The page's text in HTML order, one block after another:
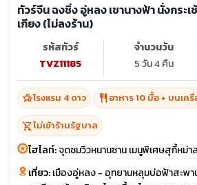
ทัวร์จีน ฉงชิ่ง อู่หลง เขานางฟ้า นั่งกระ
เกียง (ไม่ลงร้าน)
รหัสทัวร์
TVZ11185
จำนวนวัน
5 วัน 4 คืน
hotel_classโรงแรม 4 ดาว restaurant อาหาร 10 มื้อ + บนเครื่
shopping_cart_offไม่เข้าร้านรัฐบาล
ไฮไลท์:จุดชมวิวหนานซาน เมนูพิเศษสุกี้หม่
เที่ยว:เมืองอู่หลง - อุทยานหลุมบ่อฟ้าสะพ